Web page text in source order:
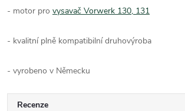
- motor pro vysavač Vorwerk 130, 131
- kvalitní plně kompatibilní druhovýroba
- vyrobeno v Německu
Recenze